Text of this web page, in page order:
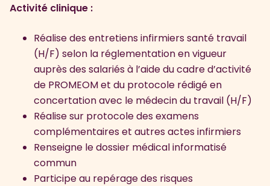
Activité clinique :
Réalise des entretiens infirmiers santé travail
(H/F) selon la réglementation en vigueur
auprès des salariés à l’aide du cadre d’activité
de PROMEOM et du protocole rédigé en
concertation avec le médecin du travail (H/F)
Réalise sur protocole des examens
complémentaires et autres actes infirmiers
Renseigne le dossier médical informatisé
commun
Participe au repérage des risques